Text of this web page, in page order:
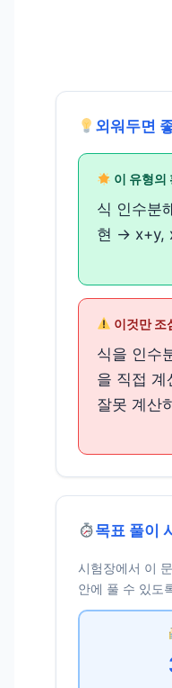
외워두면
이 유형의
식 인수분
현 → x+y,
이것만 조
식을 인수
을 직접 계
잘못 계산
목표 풀이
시험장에서 이
안에 풀 수 있도